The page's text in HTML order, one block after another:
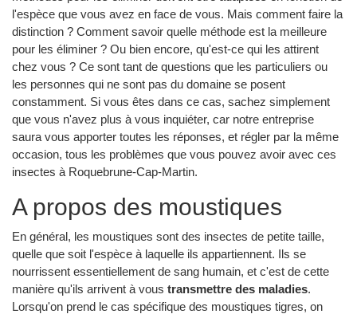
l'espèce que vous avez en face de vous. Mais comment faire la
distinction ? Comment savoir quelle méthode est la meilleure
pour les éliminer ? Ou bien encore, qu'est-ce qui les attirent
chez vous ? Ce sont tant de questions que les particuliers ou
les personnes qui ne sont pas du domaine se posent
constamment. Si vous êtes dans ce cas, sachez simplement
que vous n'avez plus à vous inquiéter, car notre entreprise
saura vous apporter toutes les réponses, et régler par la même
occasion, tous les problèmes que vous pouvez avoir avec ces
insectes à Roquebrune-Cap-Martin.
A propos des moustiques
En général, les moustiques sont des insectes de petite taille,
quelle que soit l'espèce à laquelle ils appartiennent. Ils se
nourrissent essentiellement de sang humain, et c'est de cette
manière qu'ils arrivent à vous transmettre des maladies.
Lorsqu'on prend le cas spécifique des moustiques tigres, on